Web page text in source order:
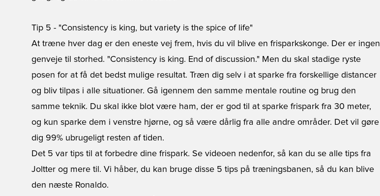
Tip 5 - "Consistency is king, but variety is the spice of life"
At træne hver dag er den eneste vej frem, hvis du vil blive en frisparkskonge. Der er ingen
genveje til storhed. "Consistency is king. End of discussion." Men du skal stadige ryste
posen for at få det bedst mulige resultat. Træn dig selv i at sparke fra forskellige distancer
og bliv tilpas i alle situationer. Gå igennem den samme mentale routine og brug den
samme teknik. Du skal ikke blot være ham, der er god til at sparke frispark fra 30 meter,
og kun sparke dem i venstre hjørne, og så være dårlig fra alle andre områder. Det vil gøre
dig 99% ubrugeligt resten af tiden.
Det 5 var tips til at forbedre dine frispark. Se videoen nedenfor, så kan du se alle tips fra
Joltter og mere til. Vi håber, du kan bruge disse 5 tips på træningsbanen, så du kan blive
den næste Ronaldo.